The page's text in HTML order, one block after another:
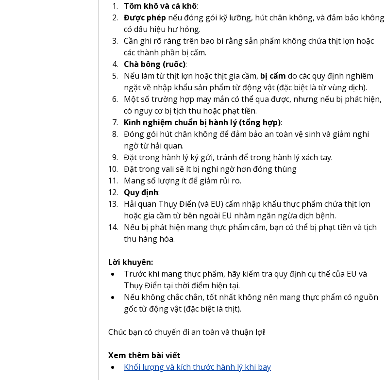
Tôm khô và cá khô:
Được phép nếu đóng gói kỹ lưỡng, hút chân không, và đảm bảo không
có dấu hiệu hư hỏng.
Cần ghi rõ ràng trên bao bì rằng sản phẩm không chứa thịt lợn hoặc
các thành phần bị cấm.
Chà bông (ruốc):
Nếu làm từ thịt lợn hoặc thịt gia cầm, bị cấm do các quy định nghiêm
ngặt về nhập khẩu sản phẩm từ động vật (đặc biệt là từ vùng dịch).
Một số trường hợp may mắn có thể qua được, nhưng nếu bị phát hiện,
có nguy cơ bị tịch thu hoặc phạt tiền.
Kinh nghiệm chuẩn bị hành lý (tổng hợp):
Đóng gói hút chân không để đảm bảo an toàn vệ sinh và giảm nghi
ngờ từ hải quan.
Đặt trong hành lý ký gửi, tránh để trong hành lý xách tay.
Đặt trong vali sẽ ít bị nghi ngờ hơn đóng thùng
Mang số lượng ít để giảm rủi ro.
Quy định:
Hải quan Thụy Điển (và EU) cấm nhập khẩu thực phẩm chứa thịt lợn
hoặc gia cầm từ bên ngoài EU nhằm ngăn ngừa dịch bệnh.
Nếu bị phát hiện mang thực phẩm cấm, bạn có thể bị phạt tiền và tịch
thu hàng hóa.
Lời khuyên:
Trước khi mang thực phẩm, hãy kiểm tra quy định cụ thể của EU và
Thụy Điển tại thời điểm hiện tại.
Nếu không chắc chắn, tốt nhất không nên mang thực phẩm có nguồn
gốc từ động vật (đặc biệt là thịt).
Chúc bạn có chuyến đi an toàn và thuận lợi!
Xem thêm bài viết
Khối lượng và kích thước hành lý khi bay